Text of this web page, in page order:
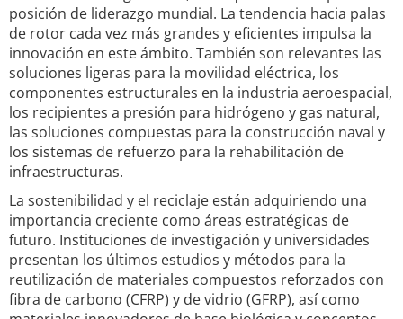
posición de liderazgo mundial. La tendencia hacia palas
de rotor cada vez más grandes y eficientes impulsa la
innovación en este ámbito. También son relevantes las
soluciones ligeras para la movilidad eléctrica, los
componentes estructurales en la industria aeroespacial,
los recipientes a presión para hidrógeno y gas natural,
las soluciones compuestas para la construcción naval y
los sistemas de refuerzo para la rehabilitación de
infraestructuras.
La sostenibilidad y el reciclaje están adquiriendo una
importancia creciente como áreas estratégicas de
futuro. Instituciones de investigación y universidades
presentan los últimos estudios y métodos para la
reutilización de materiales compuestos reforzados con
fibra de carbono (CFRP) y de vidrio (GFRP), así como